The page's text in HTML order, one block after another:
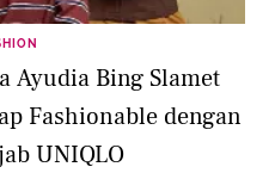
Ayudia Bing Slamet
Fashionable dengan
UNIQLO